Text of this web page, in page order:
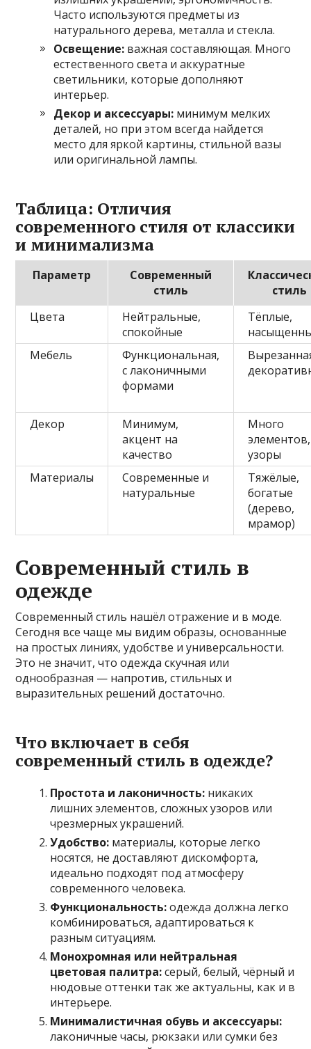
Часто используются предметы из
натурального дерева, металла и стекла.
Освещение: важная составляющая. Много
естественного света и аккуратные
светильники, которые дополняют
интерьер.
Декор и аксессуары: минимум мелких
деталей, но при этом всегда найдется
место для яркой картины, стильной вазы
или оригинальной лампы.
Таблица: Отличия
современного стиля от классики
и минимализма
Параметр
Современный
стиль
стиль
Цвета
Нейтральные,
спокойные
Тёплые,
Мебель
Функциональная,
с лаконичными
формами
Декор
Минимум,
акцент на
качество
Много
элементов,
узоры
Материалы
Современные и
натуральные
Тяжёлые,
богатые
(дерево,
мрамор)
Современный стиль в
одежде
Современный стиль нашёл отражение и в моде.
Сегодня все чаще мы видим образы, основанные
на простых линиях, удобстве и универсальности.
Это не значит, что одежда скучная или
однообразная — напротив, стильных и
выразительных решений достаточно.
Что включает в себя
современный стиль в одежде?
Простота и лаконичность: никаких
лишних элементов, сложных узоров или
чрезмерных украшений.
Удобство: материалы, которые легко
носятся, не доставляют дискомфорта,
идеально подходят под атмосферу
современного человека.
Функциональность:одежда должна легко
комбинироваться, адаптироваться к
разным ситуациям.
Монохромная или нейтральная
цветовая палитра:серый, белый, чёрный и
нюдовые оттенки так же актуальны, как и в
интерьере.
Минималистичная обувь и аксессуары:
лаконичные часы, рюкзаки или сумки без